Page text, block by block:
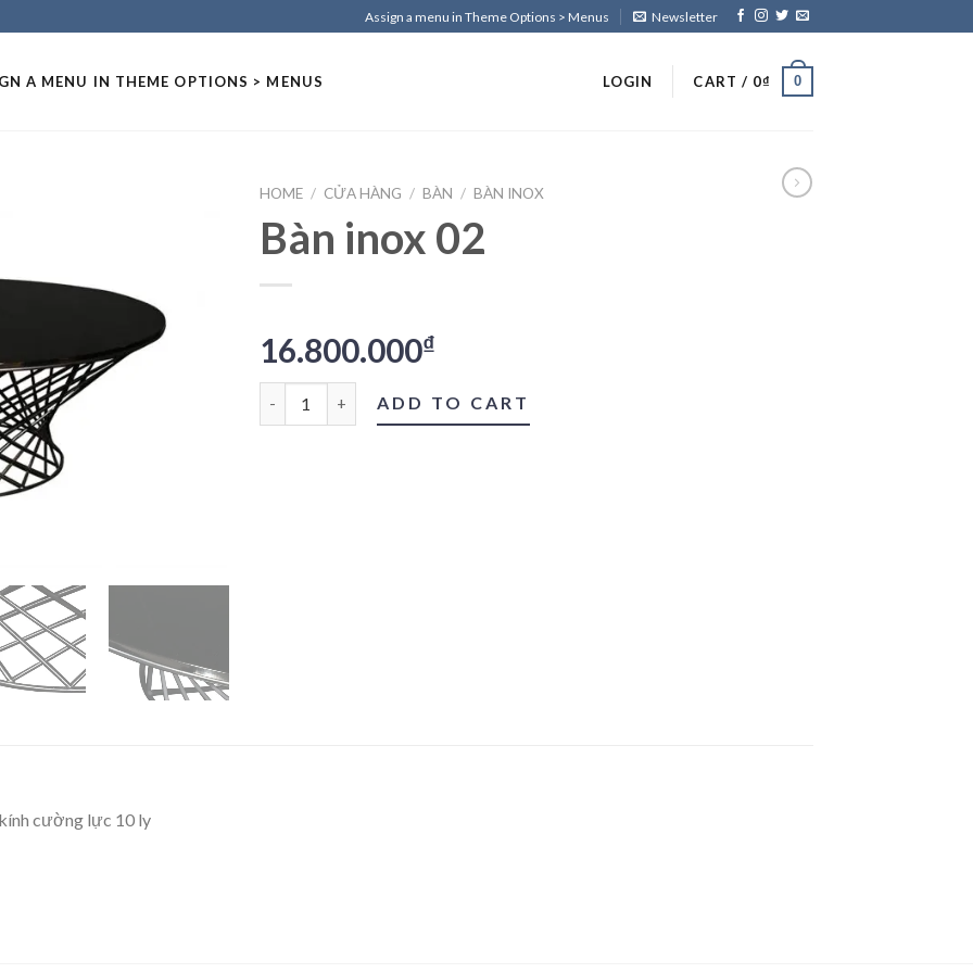
Assign a menu in Theme Options > Menus Newsletter
A MENU IN THEME OPTIONS > MENUS LOGIN CART / 0₫ 0
HOME / CỬA HÀNG / BÀN / BÀN INOX
Bàn inox 02
16.800.000₫
Bàn inox 02 quantityADD TO CART
cường lực 10 ly